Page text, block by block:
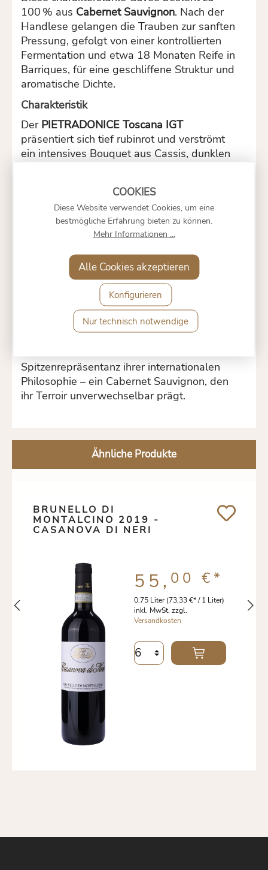
100 % aus Cabernet Sauvignon. Nach der
Handlese gelangen die Trauben zur sanften
Pressung, gefolgt von einer kontrollierten
Fermentation und etwa 18 Monaten Reife in
Barriques, für eine geschliffene Struktur und
aromatische Dichte.
Charakteristik
Der PIETRADONICE Toscana IGT
präsentiert sich tief rubinrot und verströmt
ein intensives Bouquet aus Cassis, dunklen
durch kraftvollen Körper, gehaltvolles
Fruchtspiel, elegante Tannine und einen
süßlich-mineralischen Nachhall, der lange
Casanova di Nerizählt zu den führenden
Familienbetrieben in Montalcino und wurde
1971 gegründet. Heute führt Giacomo Neri
mit kompromissloser Qualität und
Spitzenrepräsentanz ihrer internationalen
Philosophie – ein Cabernet Sauvignon, den
ihr Terroir unverwechselbar prägt.
Ähnliche Produkte
BRUNELLO DI
MONTALCINO 2019 -
CASANOVA DI NERI
0.75 Liter(73,33 €* / 1 Liter)
inkl. MwSt. zzgl.
Versandkosten
55, 00 €*
Diese Website verwendet Cookies, um eine
bestmögliche Erfahrung bieten zu können.
Mehr Informationen ...
Nur technisch notwendige
Konfigurieren
Alle Cookies akzeptieren